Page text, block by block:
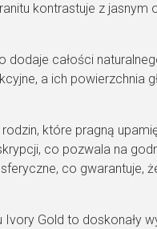
kontrastuje z jasnym
dodaje całości
a ich powierzchnia
które pragną
co pozwala na
co gwarantuje,
Gold to doskonały